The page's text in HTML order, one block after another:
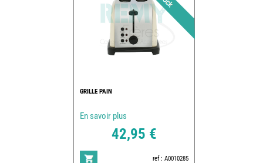
GRILLE PAIN
En savoir plus
42,95 €
ref : A0010285